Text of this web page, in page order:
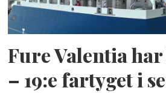
Fure Valentia
– 19:e fartyget i